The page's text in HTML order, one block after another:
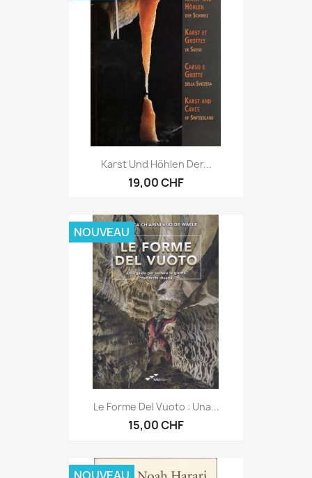
Karst Und Höhlen Der...
19,00 CHF
Le Forme Del Vuoto : Una...
15,00 CHF
NOUVEAU
NOUVEAU